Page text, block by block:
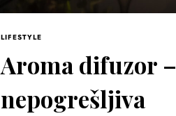
LIFESTYLE
Aroma difuzor –
nepogrešljiva